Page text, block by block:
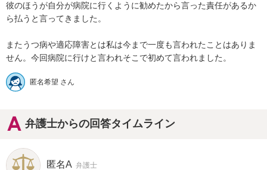
彼のほうが自分が病院に行くように勧めたから言った責任があるか
ら払うと言ってきました。
またうつ病や適応障害とは私は今まで一度も言われたことはありま
せん。今回病院に行けと言われそこで初めて言われました。
匿名希望 さん
弁護士からの回答タイムライン
匿名A 弁護士